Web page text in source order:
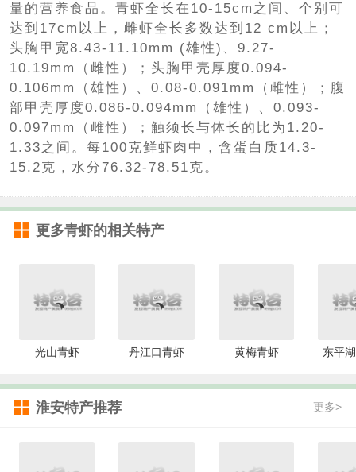
量的营养食品。青虾全长在10-15cm之间、个别可
达到17cm以上，雌虾全长多数达到12 cm以上；
头胸甲宽8.43-11.10mm (雄性)、9.27-
10.19mm（雌性）；头胸甲壳厚度0.094-
0.106mm（雄性）、0.08-0.091mm（雌性）；腹
部甲壳厚度0.086-0.094mm（雄性）、0.093-
0.097mm（雌性）；触须长与体长的比为1.20-
1.33之间。每100克鲜虾肉中，含蛋白质14.3-
15.2克，水分76.32-78.51克。
更多青虾的相关特产
光山青虾 丹江口青虾 黄梅青虾 东平
淮安特产推荐 更多>